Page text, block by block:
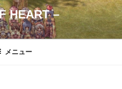
HEART –
メニュー